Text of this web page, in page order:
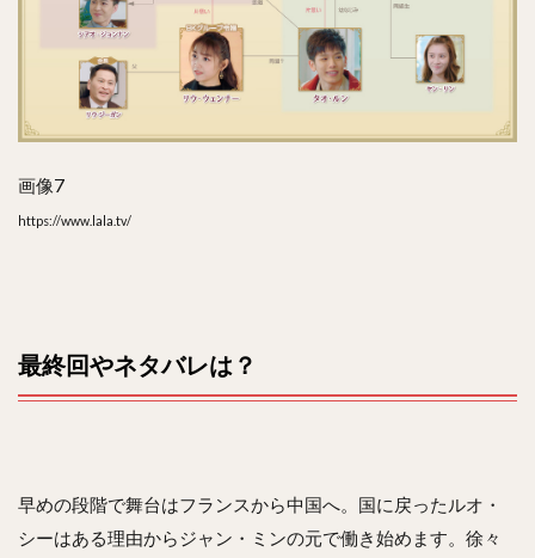
画像7
https://www.lala.tv/
最終回やネタバレは？
早めの段階で舞台はフランスから中国へ。国に戻ったルオ・
シーはある理由からジャン・ミンの元で働き始めます。徐々